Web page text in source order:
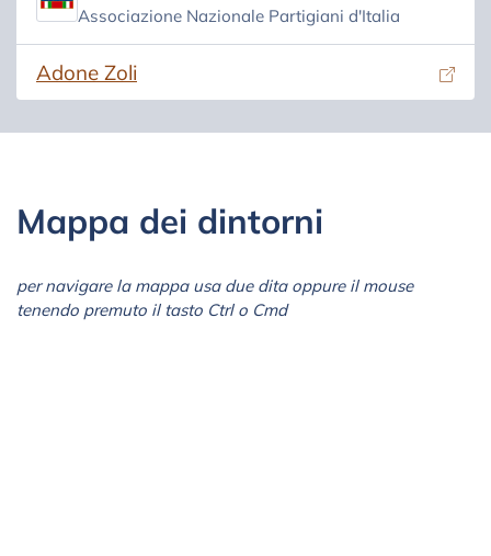
Associazione Nazionale Partigiani d'Italia
Adone Zoli
(si apre in una nuova scheda)
Mappa dei dintorni
per navigare la mappa usa due dita oppure il mouse
tenendo premuto il tasto Ctrl o Cmd